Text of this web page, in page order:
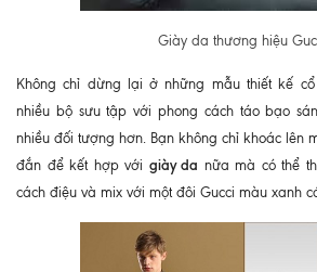
Giày da thương hiệu
Không chỉ dừng lại ở những mẫu thiết kế
nhiều bộ sưu tập với phong cách táo bạo
nhiều đối tượng hơn. Bạn không chỉ khoác lên
đắn để kết hợp với giày da nữa mà có thể
cách điệu và mix với một đôi Gucci màu xanh